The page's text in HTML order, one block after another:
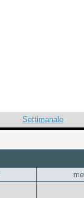
Settimanale